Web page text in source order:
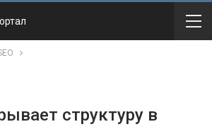
структуру в